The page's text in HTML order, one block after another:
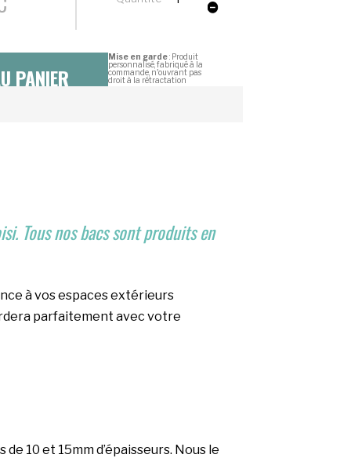
Carré
Bas
Sélection
PANIER
Mise en garde: Produit
personnalisé, fabriqué à la
commande, n'ouvrant pas
droit à la rétractation
Tous nos bacs sont produits en
à vos espaces extérieurs
parfaitement avec votre
10 et 15mm d’épaisseurs. Nous le